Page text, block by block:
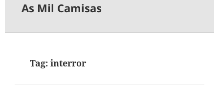
As Mil Camisas
Tag:interror